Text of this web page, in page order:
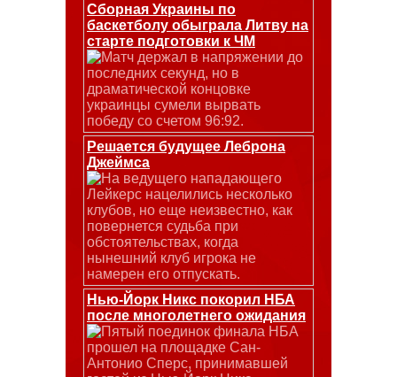
Сборная Украины по
баскетболу обыграла Литву на
старте подготовки к ЧМ
Матч держал в напряжении до
последних секунд, но в
драматической концовке
украинцы сумели вырвать
победу со счетом 96:92.
Решается будущее Леброна
Джеймса
На ведущего нападающего
Лейкерс нацелились несколько
клубов, но еще неизвестно, как
повернется судьба при
обстоятельствах, когда
нынешний клуб игрока не
намерен его отпускать.
Нью-Йорк Никс покорил НБА
после многолетнего ожидания
Пятый поединок финала НБА
прошел на площадке Сан-
Антонио Сперс, принимавшей